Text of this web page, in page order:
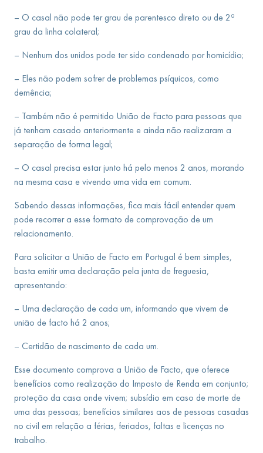
– O casal não pode ter grau de parentesco direto ou de 2º
grau da linha colateral;
– Nenhum dos unidos pode ter sido condenado por homicídio;
– Eles não podem sofrer de problemas psíquicos, como
demência;
– Também não é permitido União de Facto para pessoas que
já tenham casado anteriormente e ainda não realizaram a
separação de forma legal;
– O casal precisa estar junto há pelo menos 2 anos, morando
na mesma casa e vivendo uma vida em comum.
Sabendo dessas informações, fica mais fácil entender quem
pode recorrer a esse formato de comprovação de um
relacionamento.
Para solicitar a União de Facto em Portugal é bem simples,
basta emitir uma declaração pela junta de freguesia,
apresentando:
– Uma declaração de cada um, informando que vivem de
união de facto há 2 anos;
– Certidão de nascimento de cada um.
Esse documento comprova a União de Facto, que oferece
benefícios como realização do Imposto de Renda em conjunto;
proteção da casa onde vivem; subsídio em caso de morte de
uma das pessoas; benefícios similares aos de pessoas casadas
no civil em relação a férias, feriados, faltas e licenças no
trabalho.